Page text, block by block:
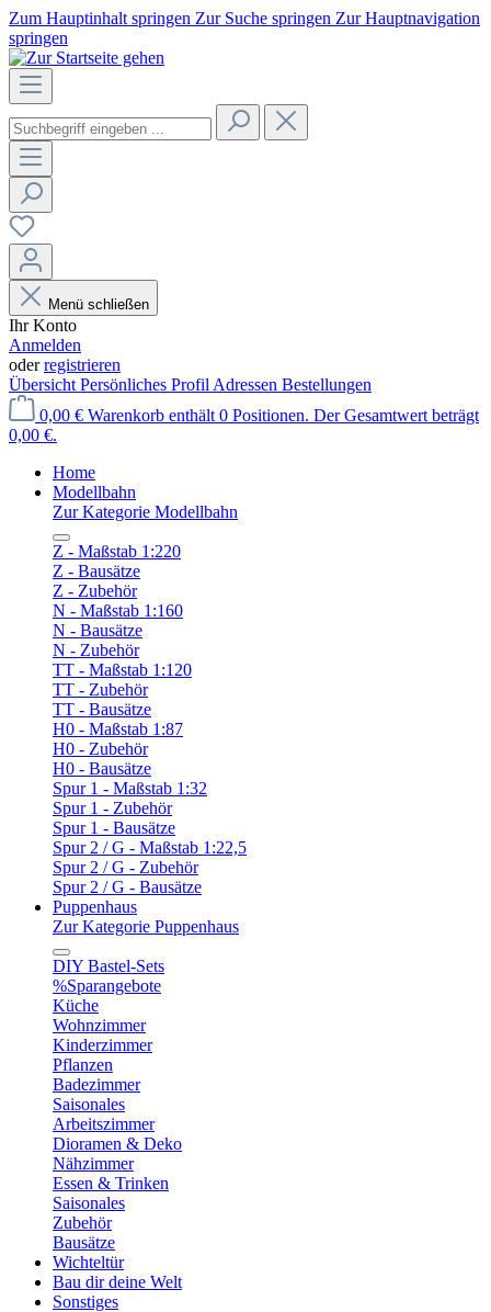
Zum Hauptinhalt springen Zur Suche springen Zur Hauptnavigation
springen
Menü schließen
Ihr Konto
Anmelden
oderregistrieren
Übersicht Persönliches Profil Adressen Bestellungen
0,00 € Warenkorb enthält 0 Positionen. Der Gesamtwert beträgt
0,00 €.
Home
Modellbahn
Zur Kategorie Modellbahn
Z - Maßstab 1:220
Z - Bausätze
Z - Zubehör
N - Maßstab 1:160
N - Bausätze
N - Zubehör
TT - Maßstab 1:120
TT - Zubehör
TT - Bausätze
H0 - Maßstab 1:87
H0 - Zubehör
H0 - Bausätze
Spur 1 - Maßstab 1:32
Spur 1 - Zubehör
Spur 1 - Bausätze
Spur 2 / G - Maßstab 1:22,5
Spur 2 / G - Zubehör
Spur 2 / G - Bausätze
Puppenhaus
Zur Kategorie Puppenhaus
DIY Bastel-Sets
%Sparangebote
Küche
Wohnzimmer
Kinderzimmer
Pflanzen
Badezimmer
Saisonales
Arbeitszimmer
Dioramen & Deko
Nähzimmer
Essen & Trinken
Saisonales
Zubehör
Bausätze
Wichteltür
Bau dir deine Welt
Sonstiges